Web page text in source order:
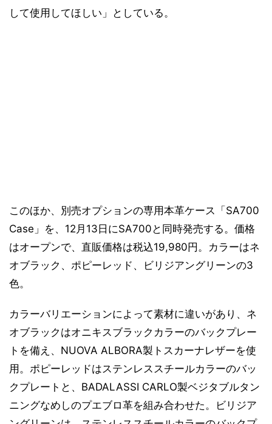
して使用してほしい」としている。
このほか、別売オプションの専用本革ケース「SA700
Case」を、12月13日にSA700と同時発売する。価格
はオープンで、直販価格は税込19,980円。カラーはネ
オブラック、ポピーレッド、ビリジアングリーンの3
色。
カラーバリエーションによって素材に違いがあり、ネ
オブラックはオニキスブラックカラーのバックプレー
トを備え、NUOVA ALBORA製トスカーナレザーを使
用。ポピーレッドはステンレススチールカラーのバッ
クプレートと、BADALASSI CARLO製ベジタブルタン
ニングなめしのプエブロ革を組み合わせた。ビリジア